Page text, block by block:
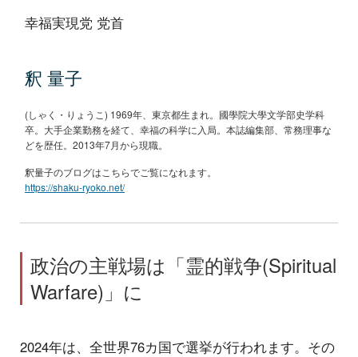
幸福実現党 党首
釈 量子
(しゃく・りょうこ) 1969年、東京都生まれ。國學院大學文学部史学科
卒。大手企業勤務を経て、幸福の科学に入局。本誌編集部、常務理事な
どを歴任。2013年7月から現職。
釈量子のブログはこちらでご覧になれます。
https://shaku-ryoko.net/
政治の主戦場は「霊的戦争(Spiritual
Warfare)」に
2024年は、全世界76カ国で選挙が行われます。その